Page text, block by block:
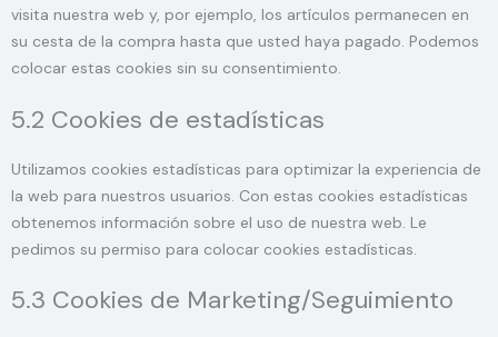
visita nuestra web y, por ejemplo, los artículos permanecen en
su cesta de la compra hasta que usted haya pagado. Podemos
colocar estas cookies sin su consentimiento.
5.2 Cookies de estadísticas
Utilizamos cookies estadísticas para optimizar la experiencia de
la web para nuestros usuarios. Con estas cookies estadísticas
obtenemos información sobre el uso de nuestra web. Le
pedimos su permiso para colocar cookies estadísticas.
5.3 Cookies de Marketing/Seguimiento